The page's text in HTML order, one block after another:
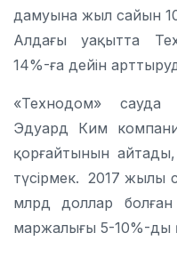
дамуына жыл сайын
Алдағы уақытта
14%-ға дейін
«Технодом» сауда
Эдуард Ким
қорғайтынын
түсірмек. 2017 жылы
млрд доллар
маржалығы 5-10%-ды